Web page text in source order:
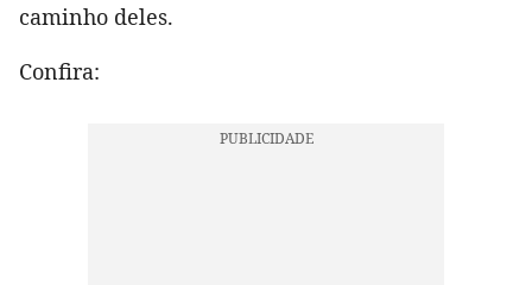
caminho deles.
Confira: